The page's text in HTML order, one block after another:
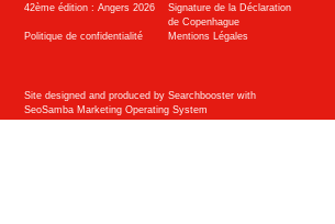
42ème édition : Angers 2026
Signature de la Déclaration
de Copenhague
Politique de confidentialité
Mentions Légales
Site designed and produced by Searchbooster with
SeoSamba Marketing Operating System